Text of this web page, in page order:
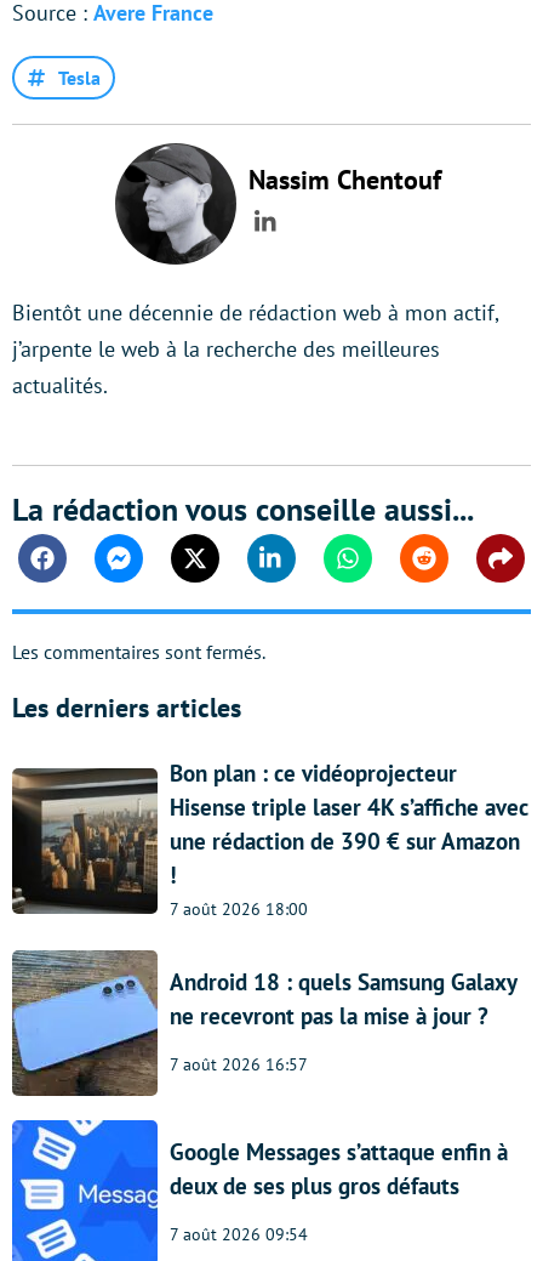
Source : Avere France
Tesla
Nassim Chentouf
LinkedIn
Bientôt une décennie de rédaction web à mon actif,
j’arpente le web à la recherche des meilleures
actualités.
La rédaction vous conseille aussi...
FacebookMessengerTwitter Linkedin WhatsappReddit
Les commentaires sont fermés.
Les derniers articles
Bon plan : ce vidéoprojecteur
Hisense triple laser 4K s’affiche avec
une rédaction de 390 € sur Amazon
!
7 août 2026 18:00
Android 18 : quels Samsung Galaxy
ne recevront pas la mise à jour ?
7 août 2026 16:57
Google Messages s’attaque enfin à
deux de ses plus gros défauts
7 août 2026 09:54